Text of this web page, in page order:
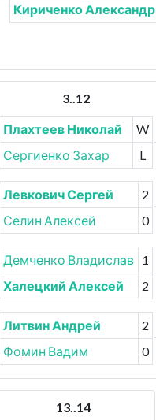
Кириченко Александр
3..12
Плахтеев Николай
W
Сергиенко Захар
L
Левкович Сергей
2
Селин Алексей
0
Демченко Владислав 1
Халецкий Алексей
2
Литвин Андрей
2
Фомин Вадим
0
13..14